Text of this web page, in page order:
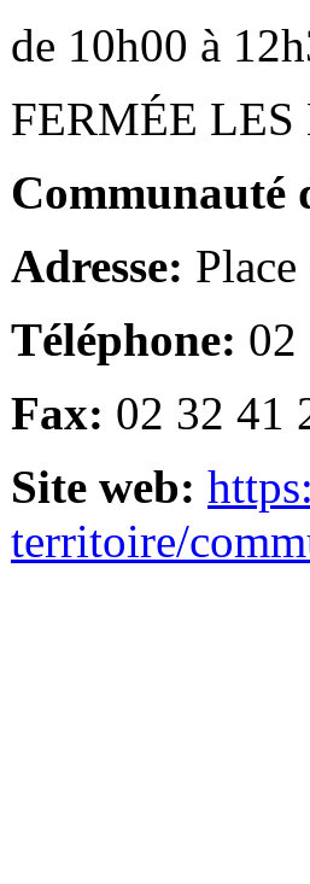
de 10h00 à
FERMÉE
Communauté
Adresse:
Téléphone: 02
Fax: 02 32 41
Site web:
territoire/